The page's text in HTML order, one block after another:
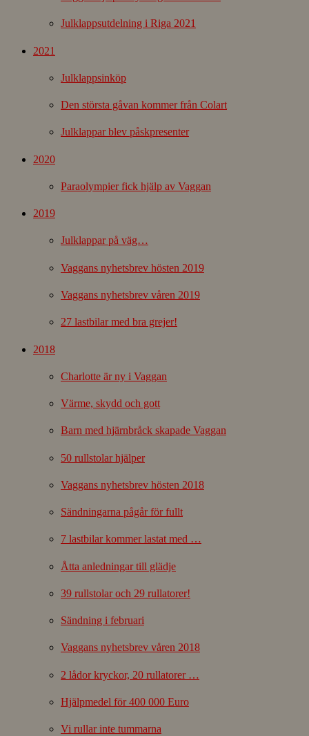
Julklappsutdelning i Riga 2021
2021
Julklappsinköp
Den största gåvan kommer från Colart
Julklappar blev påskpresenter
2020
Paraolympier fick hjälp av Vaggan
2019
Julklappar på väg…
Vaggans nyhetsbrev hösten 2019
Vaggans nyhetsbrev våren 2019
27 lastbilar med bra grejer!
2018
Charlotte är ny i Vaggan
Värme, skydd och gott
Barn med hjärnbråck skapade Vaggan
50 rullstolar hjälper
Vaggans nyhetsbrev hösten 2018
Sändningarna pågår för fullt
7 lastbilar kommer lastat med …
Åtta anledningar till glädje
39 rullstolar och 29 rullatorer!
Sändning i februari
Vaggans nyhetsbrev våren 2018
2 lådor kryckor, 20 rullatorer …
Hjälpmedel för 400 000 Euro
Vi rullar inte tummarna